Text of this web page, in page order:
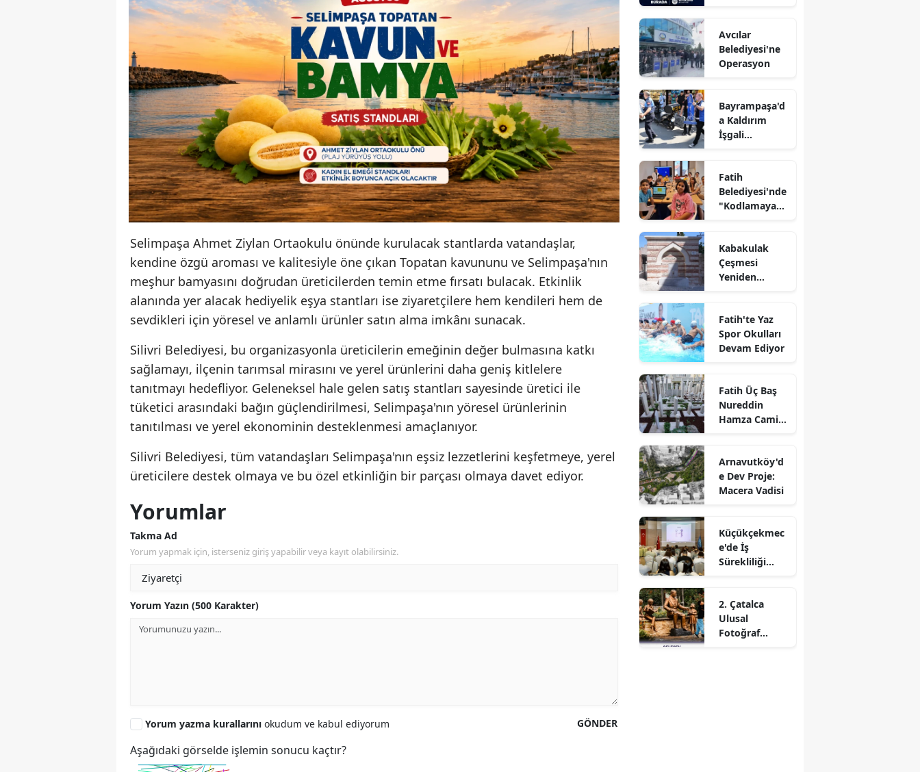
Selimpaşa Ahmet Ziylan Ortaokulu önünde kurulacak stantlarda vatandaşlar,
kendine özgü aroması ve kalitesiyle öne çıkan Topatan kavununu ve Selimpaşa'nın
meşhur bamyasını doğrudan üreticilerden temin etme fırsatı bulacak. Etkinlik
alanında yer alacak hediyelik eşya stantları ise ziyaretçilere hem kendileri hem de
sevdikleri için yöresel ve anlamlı ürünler satın alma imkânı sunacak.
Silivri Belediyesi, bu organizasyonla üreticilerin emeğinin değer bulmasına katkı
sağlamayı, ilçenin tarımsal mirasını ve yerel ürünlerini daha geniş kitlelere
tanıtmayı hedefliyor. Geleneksel hale gelen satış stantları sayesinde üretici ile
tüketici arasındaki bağın güçlendirilmesi, Selimpaşa'nın yöresel ürünlerinin
tanıtılması ve yerel ekonominin desteklenmesi amaçlanıyor.
Silivri Belediyesi, tüm vatandaşları Selimpaşa'nın eşsiz lezzetlerini keşfetmeye, yerel
üreticilere destek olmaya ve bu özel etkinliğin bir parçası olmaya davet ediyor.
Yorumlar
Takma Ad
Yorum yapmak için, isterseniz giriş yapabilir veya kayıt olabilirsiniz.
Yorum Yazın (500 Karakter)
GÖNDER
Yorum yazma kurallarını okudum ve kabul ediyorum
Aşağıdaki görselde işlemin sonucu kaçtır?
Avcılar
Belediyesi'ne
Operasyon
Bayrampaşa'd
a Kaldırım
İşgali
Fatih
Belediyesi'nde
"Kodlamaya
Kabakulak
Çeşmesi
Yeniden
Fatih'te Yaz
Spor Okulları
Devam Ediyor
Fatih Üç Baş
Nureddin
Hamza Camii
Arnavutköy'd
e Dev Proje:
Macera Vadisi
Küçükçekmec
e'de İş
Sürekliliği
Eğitimi
2. Çatalca
Ulusal
Fotoğraf